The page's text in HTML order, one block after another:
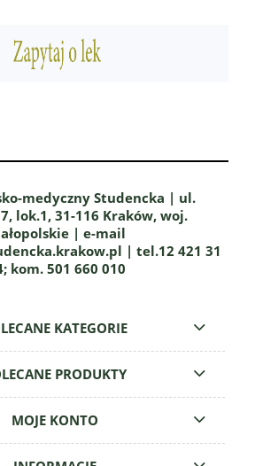
medyczny Studencka | ul.
lok.1, 31-116 Kraków, woj.
| e-mail
| tel.12 421 31
kom. 501 660 010
KATEGORIE
PRODUKTY
MOJE KONTO